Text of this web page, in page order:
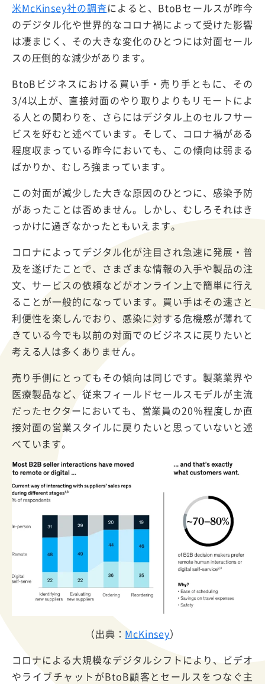
米McKinsey社の調査によると、BtoBセールスが昨今
のデジタル化や世界的なコロナ禍によって受けた影響
は凄まじく、その大きな変化のひとつには対面セール
スの圧倒的な減少があります。
BtoBビジネスにおける買い手・売り手ともに、その
3/4以上が、直接対面のやり取りよりもリモートによ
る人との関わりを、さらにはデジタル上のセルフサー
ビスを好むと述べています。そして、コロナ禍がある
程度収まっている昨今においても、この傾向は弱まる
ばかりか、むしろ強まっています。
この対面が減少した大きな原因のひとつに、感染予防
があったことは否めません。しかし、むしろそれはき
っかけに過ぎなかったともいえます。
コロナによってデジタル化が注目され急速に発展・普
及を遂げたことで、さまざまな情報の入手や製品の注
文、サービスの依頼などがオンライン上で簡単に行え
ることが一般的になっています。買い手はその速さと
利便性を楽しんでおり、感染に対する危機感が薄れて
きている今でも以前の対面でのビジネスに戻りたいと
考える人は多くありません。
売り手側にとってもその傾向は同じです。製薬業界や
医療製品など、従来フィールドセールスモデルが主流
だったセクターにおいても、営業員の20％程度しか直
接対面の営業スタイルに戻りたいと思っていないと述
べています。
（出典： McKinsey）
コロナによる大規模なデジタルシフトにより、ビデオ
やライブチャットがBtoB顧客とセールスをつなぐ主